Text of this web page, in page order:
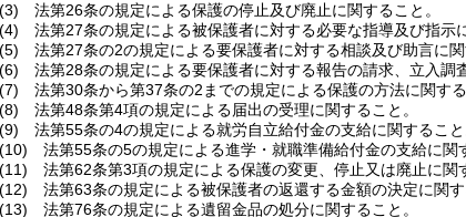
(3)
法第26条の規定による保護の停止及び廃止に関すること。
(4)
法第27条の規定による被保護者に対する必要な指導及び指示
(5)
法第27条の2の規定による要保護者に対する相談及び助言に関
(6)
法第28条の規定による要保護者に対する報告の請求、立入調
(7)
法第30条から第37条の2までの規定による保護の方法に関する
(8)
法第48条第4項の規定による届出の受理に関すること。
(9)
法第55条の4の規定による就労自立給付金の支給に関すること
(10)
法第55条の5の規定による進学・就職準備給付金の支給に関
(11)
法第62条第3項の規定による保護の変更、停止又は廃止に関
(12)
法第63条の規定による被保護者の返還する金額の決定に関す
(13)
法第76条の規定による遺留金品の処分に関すること。